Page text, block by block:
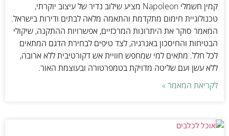
קמין חשמלי Napoleon מציע שילוב נדיר של עיצוב יוקרתי,
טכנולוגיית חימום מתקדמת והתאמה מלאה לבתים ודירות בישראל.
המאמר סוקר את היתרונות המרכזיים, אפשרויות ההתקנה, שיקולי
הבטיחות והחיסכון באנרגיה, לצד טיפים לבחירת הדגם המתאים
לכל חלל. מתאים למי שמחפש חוויית אש דקורטיבית ללא ארובה,
ללא עשן ועם שליטה מדויקת בטמפרטורה ובעוצמת האור.
לקריאת המאמר »